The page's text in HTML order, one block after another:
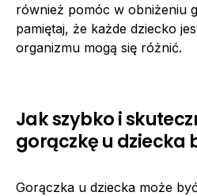
również pomóc w obniżeniu
pamiętaj, że każde dziecko
organizmu mogą się różnić.
Jak szybko i
gorączkę u dziecka
Gorączka u dziecka może